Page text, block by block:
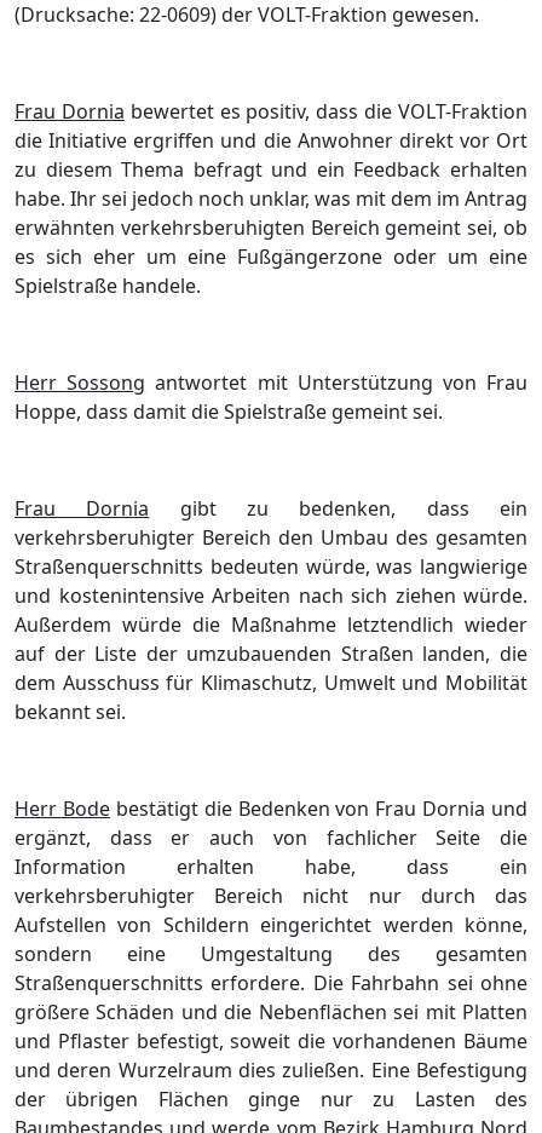
(Drucksache: 22-0609) der VOLT-Fraktion gewesen.
Frau Dornia bewertet es positiv, dass die VOLT-Fraktion
die Initiative ergriffen und die Anwohner direkt vor Ort
zu diesem Thema befragt und ein Feedback erhalten
habe. Ihr sei jedoch noch unklar, was mit dem im Antrag
erwähnten verkehrsberuhigten Bereich gemeint sei, ob
es sich eher um eine Fußgängerzone oder um eine
Spielstraße handele.
Herr Sossong antwortet mit Unterstützung von Frau
Hoppe, dass damit die Spielstraße gemeint sei.
Frau Dornia gibt zu bedenken, dass ein
verkehrsberuhigter Bereich den Umbau des gesamten
Straßenquerschnitts bedeuten würde, was langwierige
und kostenintensive Arbeiten nach sich ziehen würde.
Außerdem würde die Maßnahme letztendlich wieder
auf der Liste der umzubauenden Straßen landen, die
dem Ausschuss für Klimaschutz, Umwelt und Mobilität
bekannt sei.
Herr Bodebestätigt die Bedenken von Frau Dornia und
ergänzt, dass er auch von fachlicher Seite die
Information erhalten habe, dass ein
verkehrsberuhigter Bereich nicht nur durch das
Aufstellen von Schildern eingerichtet werden könne,
sondern eine Umgestaltung des gesamten
Straßenquerschnitts erfordere. Die Fahrbahn sei ohne
größere Schäden und die Nebenflächen sei mit Platten
und Pflaster befestigt, soweit die vorhandenen Bäume
und deren Wurzelraum dies zuließen. Eine Befestigung
der übrigen Flächen ginge nur zu Lasten des